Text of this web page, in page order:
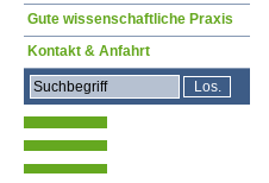
Gute wissenschaftliche Praxis
Kontakt & Anfahrt